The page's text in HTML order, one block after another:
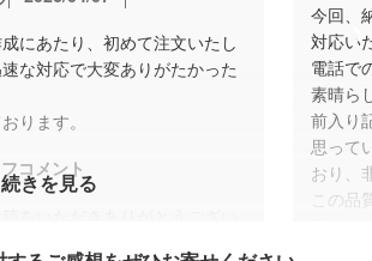
にあたり、初めて注文いたし
な対応で大変ありがたかった
ります。
コメント
続きを見る
今回、
対応い
電話で
素晴ら
前入り
思って
おり、
この品